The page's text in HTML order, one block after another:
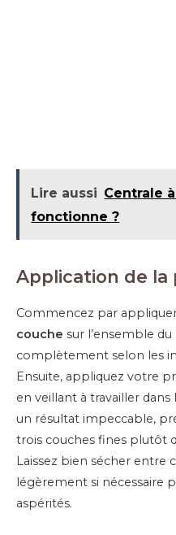
Lire aussi Centrale
fonctionne ?
Application de la
Commencez par
couche sur l’ensemble
complètement selon les
Ensuite, appliquez votre
en veillant à travailler
un résultat impeccable,
trois couches fines plutôt
Laissez bien sécher entre
légèrement si nécessaire
aspérités.